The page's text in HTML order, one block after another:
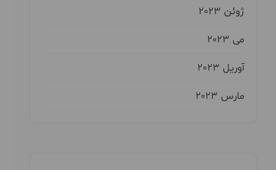
ژوئن 2023
می 2023
آوریل 2023
مارس 2023